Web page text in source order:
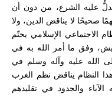
عليه الشرع، من دون أن
صحيحًا لا يناقض الدين، ولا
الاجتماعي الإسلامي يحتّم
وفق ما أمر الله به في
الله عليه وآله وسلم في
النظام يناقض نظم الغرب
الآباء والجدود في تقليدهم